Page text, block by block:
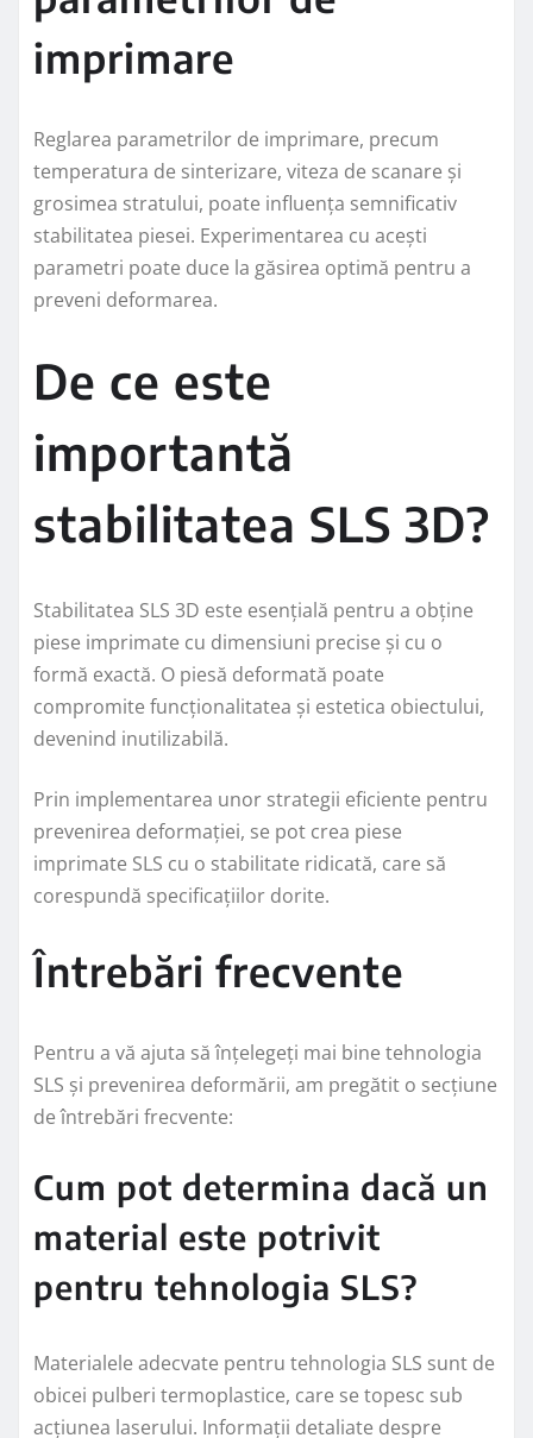
imprimare
Reglarea parametrilor de imprimare, precum
temperatura de sinterizare, viteza de scanare și
grosimea stratului, poate influența semnificativ
stabilitatea piesei. Experimentarea cu acești
parametri poate duce la găsirea optimă pentru a
preveni deformarea.
De ce este
importantă
stabilitatea SLS 3D?
Stabilitatea SLS 3D este esențială pentru a obține
piese imprimate cu dimensiuni precise și cu o
formă exactă. O piesă deformată poate
compromite funcționalitatea și estetica obiectului,
devenind inutilizabilă.
Prin implementarea unor strategii eficiente pentru
prevenirea deformației, se pot crea piese
imprimate SLS cu o stabilitate ridicată, care să
corespundă specificațiilor dorite.
Întrebări frecvente
Pentru a vă ajuta să înțelegeți mai bine tehnologia
SLS și prevenirea deformării, am pregătit o secțiune
de întrebări frecvente:
Cum pot determina dacă un
material este potrivit
pentru tehnologia SLS?
Materialele adecvate pentru tehnologia SLS sunt de
obicei pulberi termoplastice, care se topesc sub
acțiunea laserului. Informații detaliate despre